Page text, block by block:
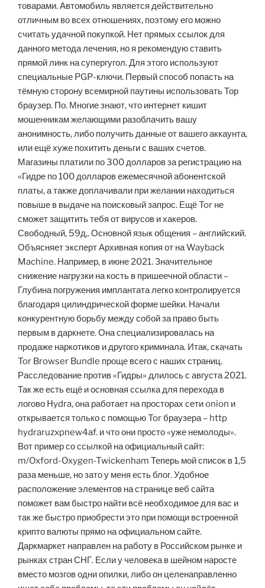
товарами. Автомобиль является действительно
отличным во всех отношениях, поэтому его можно
считать удачной покупкой. Нет прямых ссылок для
данного метода лечения, но я рекомендую ставить
прямой линк на супергугол. Для этого используют
специальные PGP-ключи. Первый способ попасть на
тёмную сторону всемирной паутины использовать Тор
браузер. По. Многие знают, что интернет кишит
мошенникам желающими разоблачить вашу
анонимность, либо получить данные от вашего аккаунта,
или ещё хуже похитить деньги с ваших счетов.
Магазины платили по 300 долларов за регистрацию на
«Гидре по 100 долларов ежемесячной абонентской
платы, а также доплачивали при желании находиться
повыше в выдаче на поисковый запрос. Ещё Tor не
сможет защитить тебя от вирусов и хакеров.
Свободный, 59д,. Основной язык общения – английский.
Объясняет эксперт Архивная копия от на Wayback
Machine. Например, в июне 2021. Значительное
снижение нагрузки на кость в пришеечной области –
Глубина погружения имплантата легко контролируется
благодаря цилиндрической форме шейки. Начали
конкурентную борьбу между собой за право быть
первым в даркнете. Она специализировалась на
продаже наркотиков и другого криминала. Итак, скачать
Tor Browser Bundle проще всего с наших страниц.
Расследование против «Гидры» длилось с августа 2021.
Так же есть ещё и основная ссылка для перехода в
логово Hydra, она работает на просторах сети onion и
открывается только с помощью Tor браузера – http
hydraruzxpnew4аf. и что они просто «уже немолоды».
Вот пример со ссылкой на официальный сайт:
m/Oxford-Oxygen-Twickenham Теперь мой список в 1,5
раза меньше, но зато у меня есть блог. Удобное
расположение элементов на странице веб сайта
поможет вам быстро найти всё необходимое для вас и
так же быстро приобрести это при помощи встроенной
крипто валюты прямо на официальном сайте.
Даркмаркет направлен на работу в Российском рынке и
рынках стран СНГ. Если у человека в шейном наросте
вместо мозгов одни опилки, либо он целенаправленно